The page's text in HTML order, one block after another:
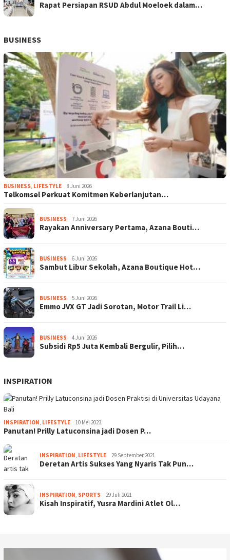
Rapat Persiapan RSUD Abdul Moeloek dalam…
BUSINESS
BUSINESS, LIFESTYLE 8 Juni 2026
Telkomsel Perkuat Komitmen Keberlanjutan…
BUSINESS 7 Juni 2026
Rayakan Anniversary Pertama, Azana Bouti…
BUSINESS 6 Juni 2026
Sambut Libur Sekolah, Azana Boutique Hot…
BUSINESS 5 Juni 2026
Emmo JVX GT Jadi Sorotan, Motor Trail Li…
BUSINESS 4 Juni 2026
Subsidi Rp5 Juta Kembali Bergulir, Pilih…
INSPIRATION
INSPIRATION, LIFESTYLE 10 Mei 2023
Panutan! Prilly Latuconsina jadi Dosen P…
INSPIRATION, LIFESTYLE 29 September 2021
Deretan Artis Sukses Yang Nyaris Tak Pun…
INSPIRATION, SPORTS 29 Juli 2021
Kisah Inspiratif, Yusra Mardini Atlet Ol…